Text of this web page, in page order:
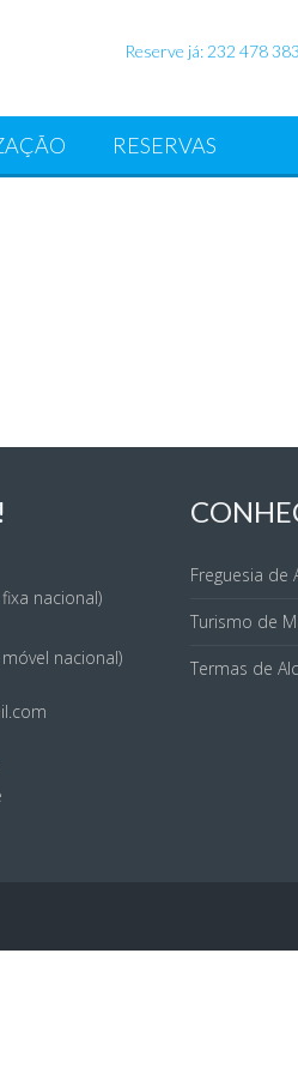
Reserve já: 232 478
RESERVAS
nacional)
nacional)
Freguesia de
Turismo de
Termas de